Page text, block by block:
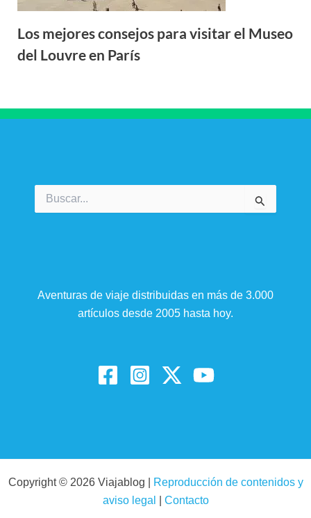
Los mejores consejos para visitar el Museo
del Louvre en París
por:
Aventuras de viaje distribuidas en más de 3.000
artículos desde 2005 hasta hoy.
Copyright © 2026 Viajablog |
Reproducción de contenidos y
aviso legal
Contacto